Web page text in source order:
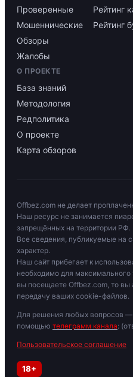
Проверенные
Мошеннические
Обзоры
Жалобы
Рейтинг
Рейтинг
О ПРОЕКТЕ
База знаний
Методология
Редполитика
О проекте
Карта обзоров
Offbez.com не делает
Наш ресурс не занимается
запрещённых на территории РФ.
Все сведения, публикуемые на
характер.
Наш сайт прибегает к
необходимо для максимального
вы посещаете Offbez.com, то вы
передачу ваших cookie-файлов.
Для решения любых вопросов
помощью телеграмм канала:
Пользовательское соглашение
18+